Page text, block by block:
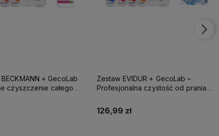
+ GecoLab
czyszczenie całego
Zestaw EVIDUR + GecoLab –
Profesjonalna czystość od prania
126,99 zł